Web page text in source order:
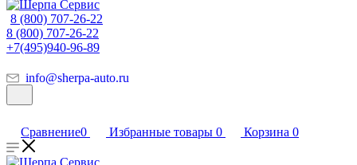
8 (800) 707-26-22
8 (800) 707-26-22
+7(495)940-96-89
info@sherpa-auto.ru
Сравнение0 Избранные товары 0 Корзина 0